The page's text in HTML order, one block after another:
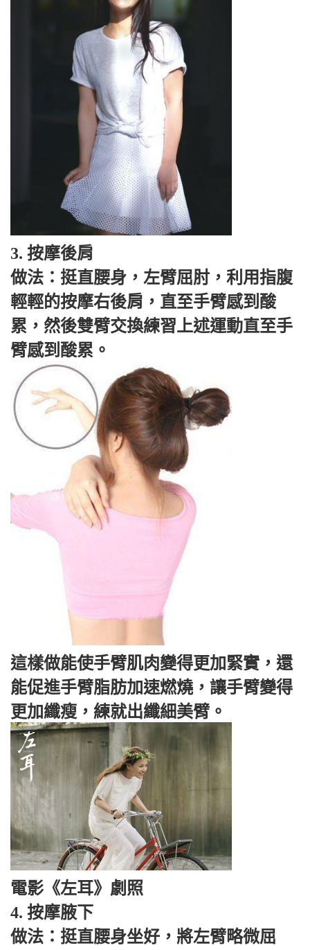
3. 按摩後肩
做法：挺直腰身，左臂屈肘，利用指腹
輕輕的按摩右後肩，直至手臂感到酸
累，然後雙臂交換練習上述運動直至手
臂感到酸累。
這樣做能使手臂肌肉變得更加緊實，還
能促進手臂脂肪加速燃燒，讓手臂變得
更加纖瘦，練就出纖細美臂。
電影《左耳》劇照
4. 按摩腋下
做法：挺直腰身坐好，將左臂略微屈